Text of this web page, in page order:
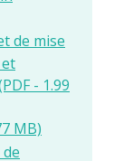
de mise
- 1.99
MB)